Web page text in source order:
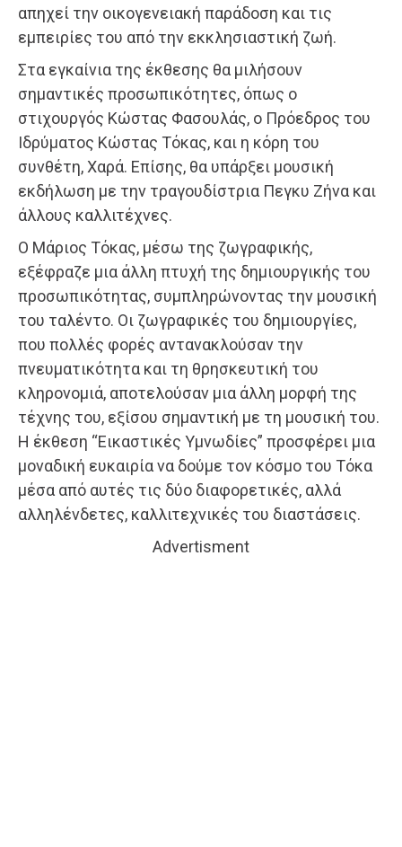
απηχεί την οικογενειακή παράδοση και τις
εμπειρίες του από την εκκλησιαστική ζωή.
Στα εγκαίνια της έκθεσης θα μιλήσουν
σημαντικές προσωπικότητες, όπως ο
στιχουργός Κώστας Φασουλάς, ο Πρόεδρος του
Ιδρύματος Κώστας Τόκας, και η κόρη του
συνθέτη, Χαρά. Επίσης, θα υπάρξει μουσική
εκδήλωση με την τραγουδίστρια Πεγκυ Ζήνα και
άλλους καλλιτέχνες.
Ο Μάριος Τόκας, μέσω της ζωγραφικής,
εξέφραζε μια άλλη πτυχή της δημιουργικής του
προσωπικότητας, συμπληρώνοντας την μουσική
του ταλέντο. Οι ζωγραφικές του δημιουργίες,
που πολλές φορές αντανακλούσαν την
πνευματικότητα και τη θρησκευτική του
κληρονομιά, αποτελούσαν μια άλλη μορφή της
τέχνης του, εξίσου σημαντική με τη μουσική του.
Η έκθεση “Εικαστικές Υμνωδίες” προσφέρει μια
μοναδική ευκαιρία να δούμε τον κόσμο του Τόκα
μέσα από αυτές τις δύο διαφορετικές, αλλά
αλληλένδετες, καλλιτεχνικές του διαστάσεις.
Advertisment